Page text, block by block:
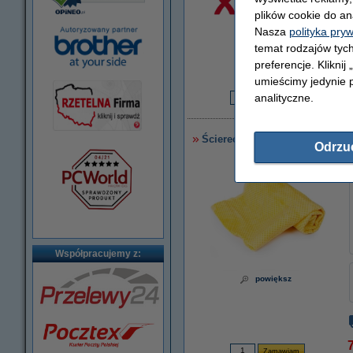
Współpracujemy z:
powiększ
Ściereczka do czyszczenia
powiększ
plików cookie do
Nasza polityka
temat rodzajów
preferencje. Kliknij
umieścimy jedynie
analityczne.